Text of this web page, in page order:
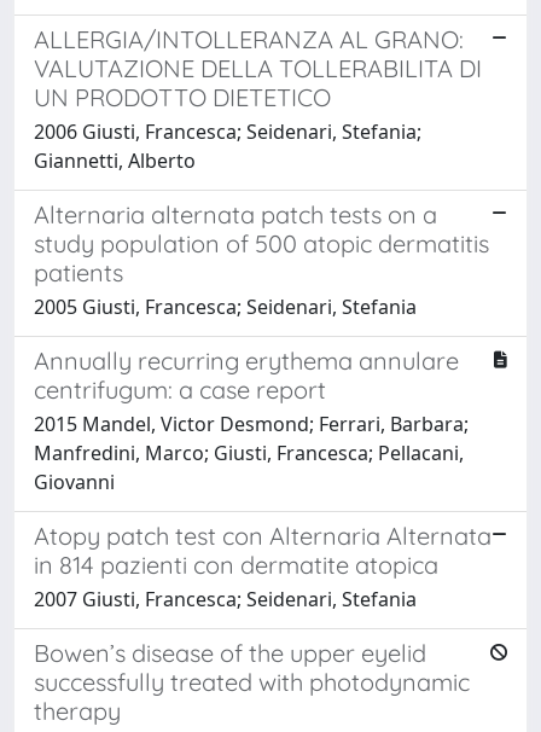
ALLERGIA/INTOLLERANZA AL GRANO:
VALUTAZIONE DELLA TOLLERABILITA DI
UN PRODOTTO DIETETICO
2006 Giusti, Francesca; Seidenari, Stefania;
Giannetti, Alberto
Alternaria alternata patch tests on a
study population of 500 atopic dermatitis
patients
2005 Giusti, Francesca; Seidenari, Stefania
Annually recurring erythema annulare
centrifugum: a case report
2015 Mandel, Victor Desmond; Ferrari, Barbara;
Manfredini, Marco; Giusti, Francesca; Pellacani,
Giovanni
Atopy patch test con Alternaria Alternata
in 814 pazienti con dermatite atopica
2007 Giusti, Francesca; Seidenari, Stefania
Bowen’s disease of the upper eyelid
successfully treated with photodynamic
therapy